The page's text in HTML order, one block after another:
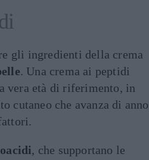
gli ingredienti della crema
. Una crema ai peptidi
vera età di riferimento, in
cutaneo che avanza di anno
, che supportano le